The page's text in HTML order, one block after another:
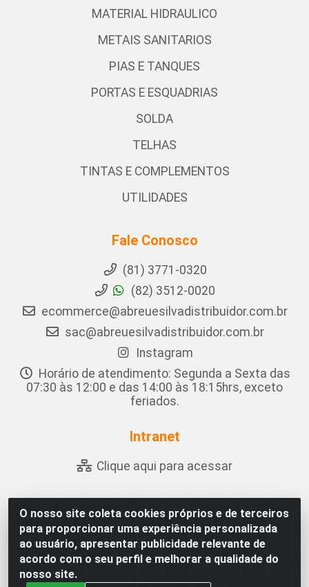
O nosso site coleta cookies próprios e de terceiros
para proporcionar uma experiência personalizada
ao usuário, apresentar publicidade relevante de
acordo com o seu perfil e melhorar a qualidade do
nosso site.
MATERIAL HIDRAULICO
METAIS SANITARIOS
PIAS E TANQUES
PORTAS E ESQUADRIAS
SOLDA
TELHAS
TINTAS E COMPLEMENTOS
UTILIDADES
Fale Conosco
(81) 3771-0320
(82) 3512-0020
ecommerce@abreuesilvadistribuidor.com.br
sac@abreuesilvadistribuidor.com.br
Instagram
Horário de atendimento: Segunda a Sexta das
07:30 às 12:00 e das 14:00 às 18:15hrs, exceto
feriados.
Intranet
Clique aqui para acessar
Abreu & Silva - Rua Padre Jose de Souza Leite, 265 - Ariado,
Olho D'Água das Flores/AL - CEP 57.442-000 - CNPJ
04.790.656/0001-06